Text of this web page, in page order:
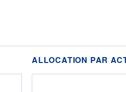
ALLOCATION PAR